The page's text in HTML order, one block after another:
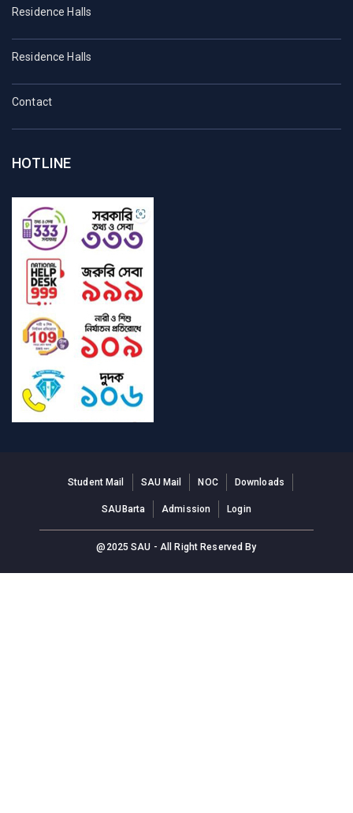
Residence Halls
Residence Halls
Contact
HOTLINE
Student Mail SAU Mail NOC Downloads
SAUBarta Admission Login
@2025 SAU - All Right Reserved By